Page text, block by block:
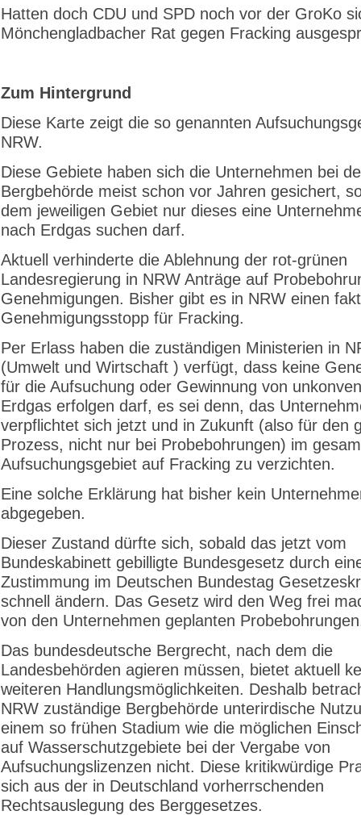
Hatten doch CDU und SPD noch vor der GroKo
Mönchengladbacher Rat gegen Fracking
Zum Hintergrund
Diese Karte zeigt die so genannten
NRW.
Diese Gebiete haben sich die Unternehmen bei
Bergbehörde meist schon vor Jahren gesichert,
dem jeweiligen Gebiet nur dieses eine
nach Erdgas suchen darf.
Aktuell verhinderte die Ablehnung der rot-grünen
Landesregierung in NRW Anträge auf
Genehmigungen. Bisher gibt es in NRW einen
Genehmigungsstopp für Fracking.
Per Erlass haben die zuständigen Ministerien in
(Umwelt und Wirtschaft ) verfügt, dass keine
für die Aufsuchung oder Gewinnung von
Erdgas erfolgen darf, es sei denn, das
verpflichtet sich jetzt und in Zukunft (also für den
Prozess, nicht nur bei Probebohrungen) im
Aufsuchungsgebiet auf Fracking zu verzichten.
Eine solche Erklärung hat bisher kein
abgegeben.
Dieser Zustand dürfte sich, sobald das jetzt vom
Bundeskabinett gebilligte Bundesgesetz durch
Zustimmung im Deutschen Bundestag
schnell ändern. Das Gesetz wird den Weg frei
von den Unternehmen geplanten
Das bundesdeutsche Bergrecht, nach dem die
Landesbehörden agieren müssen, bietet aktuell
weiteren Handlungsmöglichkeiten. Deshalb
NRW zuständige Bergbehörde unterirdische
einem so frühen Stadium wie die möglichen
auf Wasserschutzgebiete bei der Vergabe von
Aufsuchungslizenzen nicht. Diese kritikwürdige
sich aus der in Deutschland vorherrschenden
Rechtsauslegung des Berggesetzes.